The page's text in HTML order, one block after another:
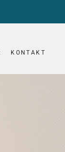
KONTAKT